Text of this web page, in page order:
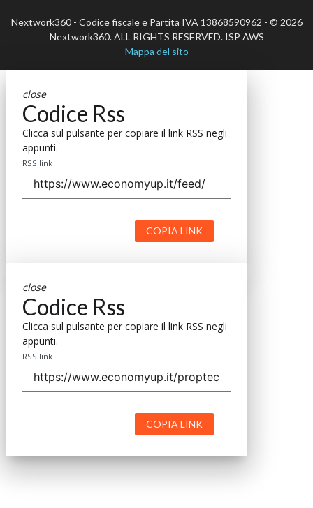
Nextwork360 - Codice fiscale e Partita IVA 13868590962 - © 2026
Nextwork360. ALL RIGHTS RESERVED. ISP AWS
Mappa del sito
close
Codice Rss
Clicca sul pulsante per copiare il link RSS negli
appunti.
RSS link
COPIA LINK
close
Codice Rss
Clicca sul pulsante per copiare il link RSS negli
appunti.
RSS link
COPIA LINK